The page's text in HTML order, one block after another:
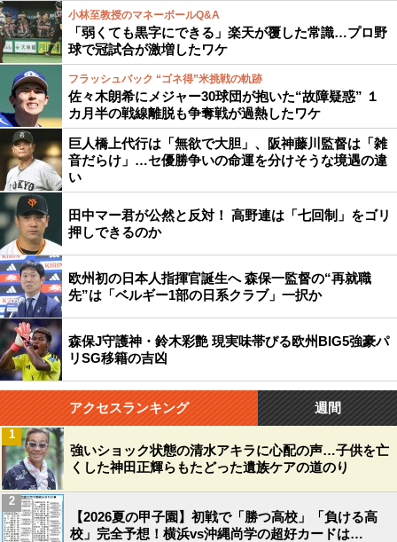
小林至教授のマネーボールQ&A
「弱くても黒字にできる」楽天が覆した常識…プロ野
球で冠試合が激増したワケ
フラッシュバック “ゴネ得”米挑戦の軌跡
佐々木朗希にメジャー30球団が抱いた“故障疑惑” １
カ月半の戦線離脱も争奪戦が過熱したワケ
巨人橋上代行は「無欲で大胆」、阪神藤川監督は「雑
音だらけ」…セ優勝争いの命運を分けそうな境遇の違
い
田中マー君が公然と反対！ 高野連は「七回制」をゴリ
押しできるのか
欧州初の日本人指揮官誕生へ 森保一監督の“再就職
先”は「ベルギー1部の日系クラブ」一択か
森保J守護神・鈴木彩艶 現実味帯びる欧州BIG5強豪パ
リSG移籍の吉凶
アクセスランキング 週間
強いショック状態の清水アキラに心配の声…子供を亡
くした神田正輝らもたどった遺族ケアの道のり
1
【2026夏の甲子園】初戦で「勝つ高校」「負ける高
校」完全予想！横浜vs沖縄尚学の超好カードは…
2